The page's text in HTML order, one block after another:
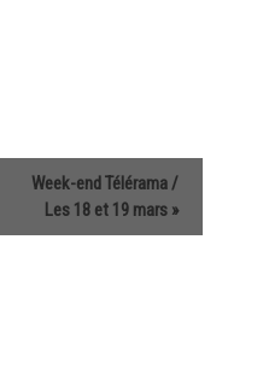
Week-end Télérama /
Les 18 et 19 mars »